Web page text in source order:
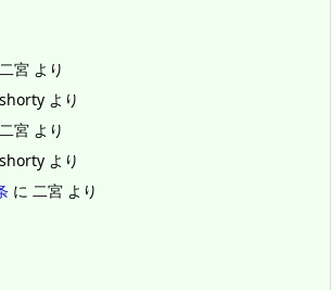
二宮 より
shorty より
二宮 より
shorty より
に 二宮 より